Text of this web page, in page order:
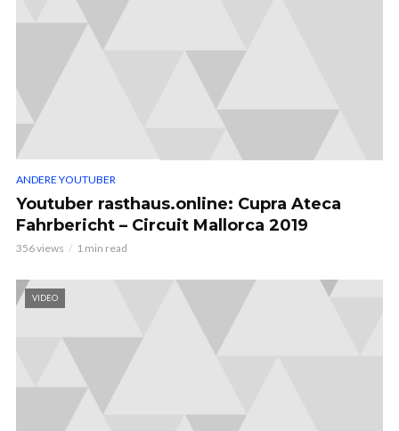
ANDERE YOUTUBER
Youtuber rasthaus.online: Cupra Ateca
Fahrbericht – Circuit Mallorca 2019
356 views 1 min read
VIDEO